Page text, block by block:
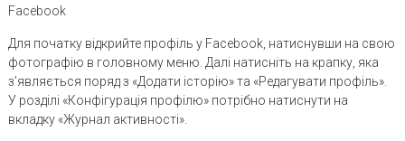
Facebook
Для початку відкрийте профіль у Facebook, натиснувши на свою
фотографію в головному меню. Далі натисніть на крапку, яка
з’являється поряд з «Додати історію» та «Редагувати профіль».
У розділі «Конфігурація профілю» потрібно натиснути на
вкладку «Журнал активності».